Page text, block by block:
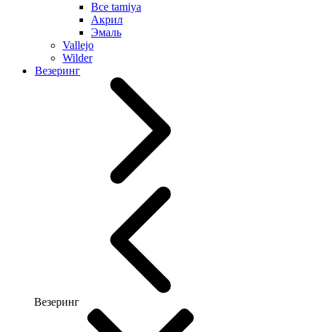
Все tamiya
Акрил
Эмаль
Vallejo
Wilder
Везеринг
Везеринг